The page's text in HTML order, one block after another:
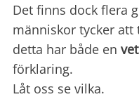
Det finns dock flera
människor tycker
detta har både en
förklaring.
Låt oss se vilka.